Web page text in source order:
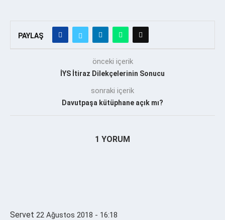
PAYLAŞ
önceki içerik
İYS İtiraz Dilekçelerinin Sonucu
sonraki içerik
Davutpaşa kütüphane açık mı?
1 YORUM
Servet 22 Ağustos 2018 - 16:18